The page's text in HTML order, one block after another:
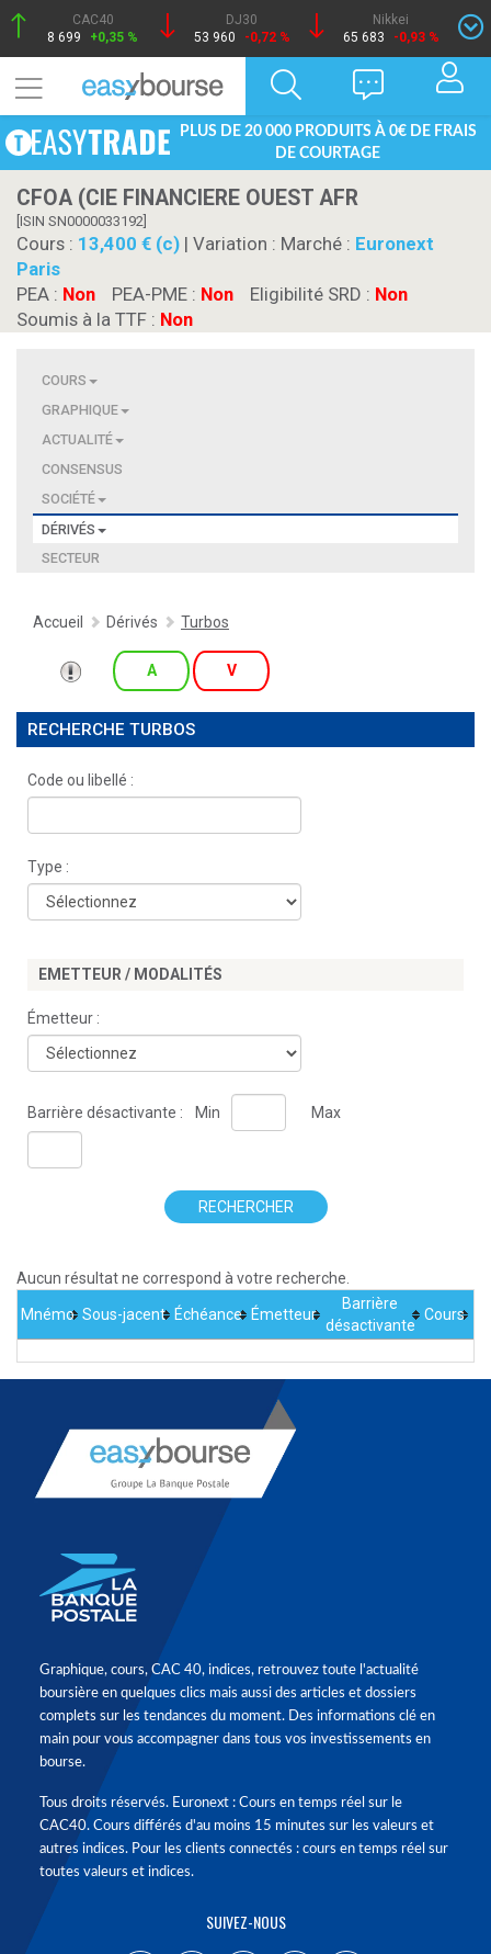
CAC40
8 699
+0,35 %
DJ30
53 960
-0,72 %
Nikkei
65 683
-0,93 %
PLUS DE 20 000 PRODUITS À 0€ DE FRAIS
DE COURTAGE
CFOA (CIE FINANCIERE OUEST AFR
[ISIN SN0000033192]
Cours : 13,400 € (c) | Variation : Marché : Euronext
Paris
PEA : Non PEA-PME : Non Eligibilité SRD : Non
Soumis à la TTF : Non
COURS
GRAPHIQUE
ACTUALITÉ
CONSENSUS
SOCIÉTÉ
DÉRIVÉS
SECTEUR
Accueil Dérivés Turbos
A V
RECHERCHE TURBOS
Code ou libellé :
Type :
EMETTEUR / MODALITÉS
Émetteur :
Barrière désactivante : Min Max
RECHERCHER
Aucun résultat ne correspond à votre recherche.
Mnémo Sous-jacent Échéance Émetteur
Barrière
désactivante
Cours
Graphique, cours, CAC 40, indices, retrouvez toute l'actualité
boursière en quelques clics mais aussi des articles et dossiers
complets sur les tendances du moment. Des informations clé en
main pour vous accompagner dans tous vos investissements en
bourse.
Tous droits réservés. Euronext : Cours en temps réel sur le
CAC40. Cours différés d'au moins 15 minutes sur les valeurs et
autres indices. Pour les clients connectés : cours en temps réel sur
toutes valeurs et indices.
SUIVEZ-NOUS